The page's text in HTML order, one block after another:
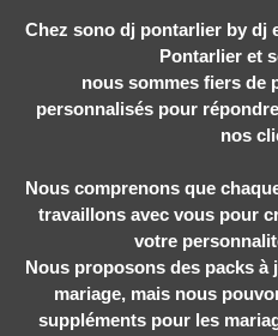
Chez sono dj pontarlier by dj
Pontarlier et
nous sommes fiers de
personnalisés pour
nos
Nous comprenons que
travaillons avec vous pour
votre
Nous proposons des packs
mariage, mais nous
suppléments pour les